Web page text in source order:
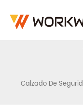
Calzado De